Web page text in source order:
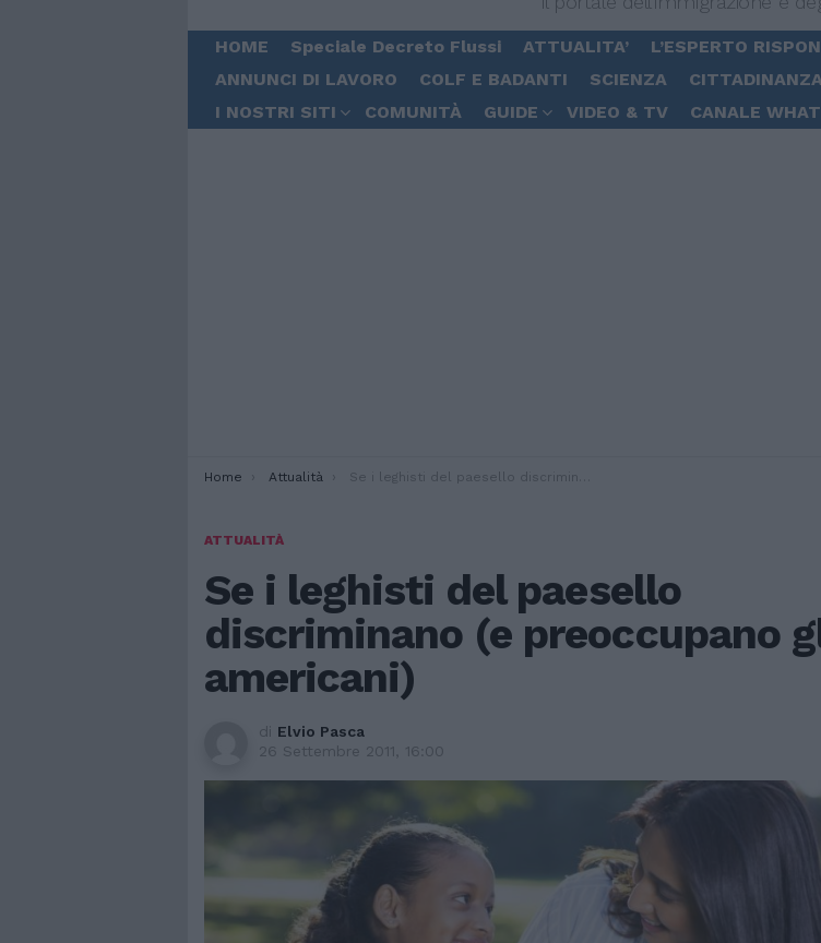
HOME Speciale Decreto Flussi ATTUALITA’ L’ESPERTO
ANNUNCI DI LAVORO
COLF E BADANTI SCIENZA
I NOSTRI SITI
COMUNITÀ GUIDE VIDEO & TV CANALE
You are here:
Home Attualità Se i leghisti del paesello discriminano (e preoccupano gli americani)
ATTUALITÀ
Se i leghisti del paesello
discriminano (e preoccupano
americani)
di Elvio Pasca
26 Settembre 2011, 16:00